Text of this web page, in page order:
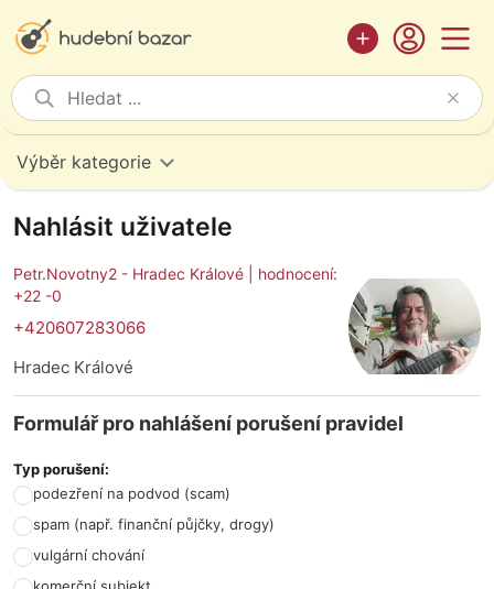
Výběr kategorie
Nahlásit uživatele
Petr.Novotny2 - Hradec Králové | hodnocení:
+22 -0
+420607283066
Hradec Králové
Formulář pro nahlášení porušení pravidel
Typ porušení:
podezření na podvod (scam)
spam (např. finanční půjčky, drogy)
vulgární chování